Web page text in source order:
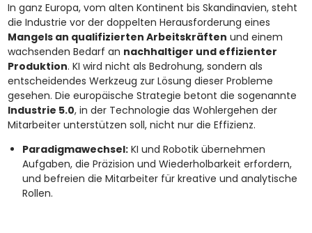
In ganz Europa, vom alten Kontinent bis Skandinavien, steht
die Industrie vor der doppelten Herausforderung eines
Mangels an qualifizierten Arbeitskräften und einem
wachsenden Bedarf an nachhaltiger und effizienter
Produktion. KI wird nicht als Bedrohung, sondern als
entscheidendes Werkzeug zur Lösung dieser Probleme
gesehen. Die europäische Strategie betont die sogenannte
Industrie 5.0, in der Technologie das Wohlergehen der
Mitarbeiter unterstützen soll, nicht nur die Effizienz.
Paradigmawechsel:KI und Robotik übernehmen
Aufgaben, die Präzision und Wiederholbarkeit erfordern,
und befreien die Mitarbeiter für kreative und analytische
Rollen.